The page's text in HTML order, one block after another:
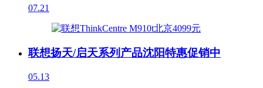
07.21
联想扬天/启天系列产品沈阳特惠促销中
05.13